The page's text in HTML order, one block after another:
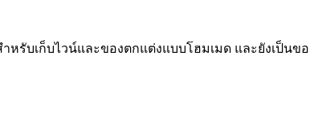
หรับเก็บไวน์และของตกแต่งแบบโฮมเมด และยังเป็นข